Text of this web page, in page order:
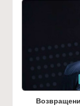
Posted
in